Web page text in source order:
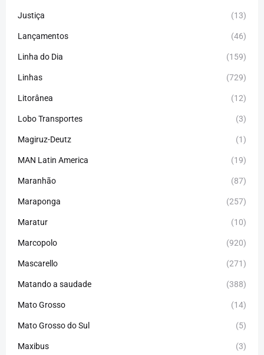
Justiça (13)
Lançamentos (46)
Linha do Dia (159)
Linhas (729)
Litorânea (12)
Lobo Transportes (3)
Magiruz-Deutz (1)
MAN Latin America (19)
Maranhão (87)
Maraponga (257)
Maratur (10)
Marcopolo (920)
Mascarello (271)
Matando a saudade (388)
Mato Grosso (14)
Mato Grosso do Sul (5)
Maxibus (3)